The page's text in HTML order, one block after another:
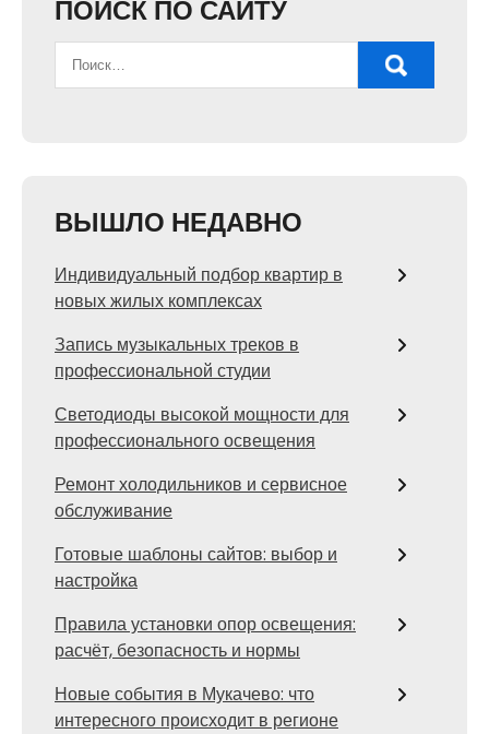
ПОИСК ПО САЙТУ
ВЫШЛО НЕДАВНО
Индивидуальный подбор квартир в
новых жилых комплексах
Запись музыкальных треков в
профессиональной студии
Светодиоды высокой мощности для
профессионального освещения
Ремонт холодильников и сервисное
обслуживание
Готовые шаблоны сайтов: выбор и
настройка
Правила установки опор освещения:
расчёт, безопасность и нормы
Новые события в Мукачево: что
интересного происходит в регионе